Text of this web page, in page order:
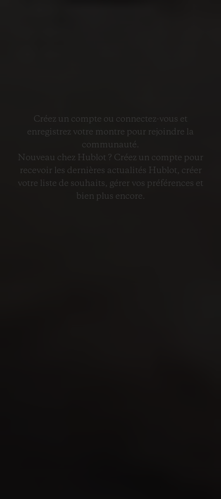
Créez un compte ou connectez-vous et
enregistrez votre montre pour rejoindre la
communauté.
Nouveau chez Hublot ? Créez un compte pour
recevoir les dernières actualités Hublot, créer
votre liste de souhaits, gérer vos préférences et
bien plus encore.